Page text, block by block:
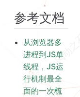
参考文档
从浏览器多
进程到JS单
线程，JS运
行机制最全
面的一次梳